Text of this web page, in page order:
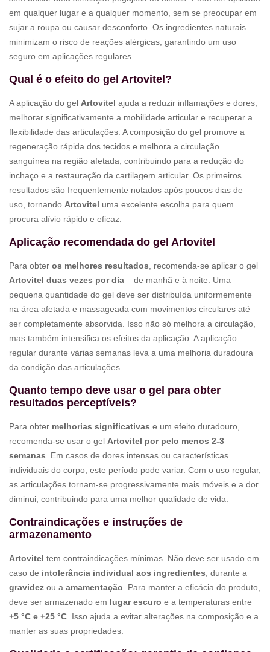
em qualquer lugar e a qualquer momento, sem se preocupar em
sujar a roupa ou causar desconforto. Os ingredientes naturais
minimizam o risco de reações alérgicas, garantindo um uso
seguro em aplicações regulares.
Qual é o efeito do gel Artovitel?
A aplicação do gel Artovitel ajuda a reduzir inflamações e dores,
melhorar significativamente a mobilidade articular e recuperar a
flexibilidade das articulações. A composição do gel promove a
regeneração rápida dos tecidos e melhora a circulação
sanguínea na região afetada, contribuindo para a redução do
inchaço e a restauração da cartilagem articular. Os primeiros
resultados são frequentemente notados após poucos dias de
uso, tornando Artovitel uma excelente escolha para quem
procura alívio rápido e eficaz.
Aplicação recomendada do gel Artovitel
Para obter os melhores resultados , recomenda-se aplicar o gel
Artovitel duas vezes por dia – de manhã e à noite. Uma
pequena quantidade do gel deve ser distribuída uniformemente
na área afetada e massageada com movimentos circulares até
ser completamente absorvida. Isso não só melhora a circulação,
mas também intensifica os efeitos da aplicação. A aplicação
regular durante várias semanas leva a uma melhoria duradoura
da condição das articulações.
Quanto tempo deve usar o gel para obter
resultados perceptíveis?
Para obter melhorias significativas e um efeito duradouro,
recomenda-se usar o gel Artovitel por pelo menos 2-3
semanas . Em casos de dores intensas ou características
individuais do corpo, este período pode variar. Com o uso regular,
as articulações tornam-se progressivamente mais móveis e a dor
diminui, contribuindo para uma melhor qualidade de vida.
Contraindicações e instruções de
armazenamento
Artovitel tem contraindicações mínimas. Não deve ser usado em
caso de intolerância individual aos ingredientes , durante a
gravidez ou a amamentação . Para manter a eficácia do produto,
deve ser armazenado em lugar escuro e a temperaturas entre
+5 °C e +25 °C . Isso ajuda a evitar alterações na composição e a
manter as suas propriedades.